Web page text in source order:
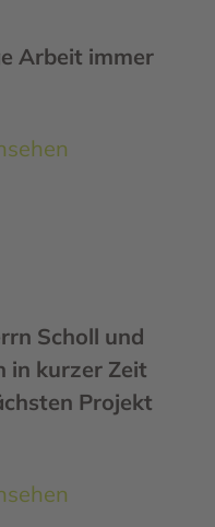
Arbeit immer
Scholl und
in kurzer Zeit
Projekt